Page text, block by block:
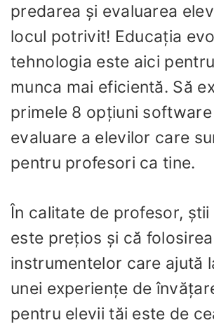
predarea și evaluarea
locul potrivit! Educația
tehnologia este aici
munca mai eficientă. Să
primele 8 opțiuni
evaluare a elevilor care
pentru profesori ca tine.
În calitate de profesor, știi
este prețios și că folosirea
instrumentelor care ajută
unei experiențe de
pentru elevii tăi este de